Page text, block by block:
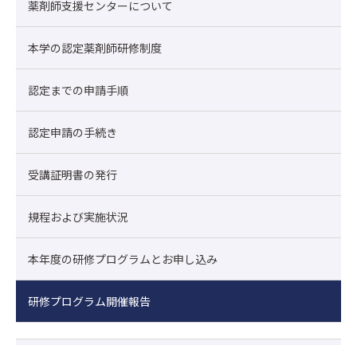
薬剤師支援センターについて
本学の認定薬剤師研修制度
認定までの申請手順
認定申請の手続き
受講証明書の発行
規程および実施状況
本年度の研修プログラムとお申し込み
研修プログラム開催報告